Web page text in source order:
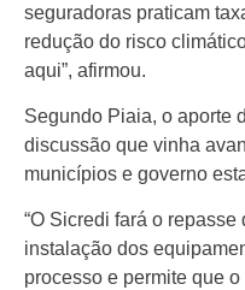
seguradoras praticam
redução do risco
aqui”, afirmou.
Segundo Piaia, o aporte
discussão que vinha
municípios e governo
“O Sicredi fará o
instalação dos
processo e permite que